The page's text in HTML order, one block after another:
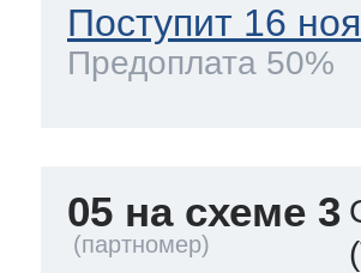
Поступит 16
Предоплата 50%
05 на схеме 3